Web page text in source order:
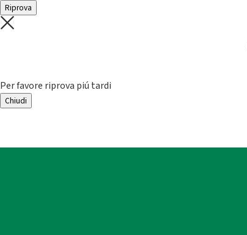
Riprova
Per favore riprova piú tardi
Chiudi